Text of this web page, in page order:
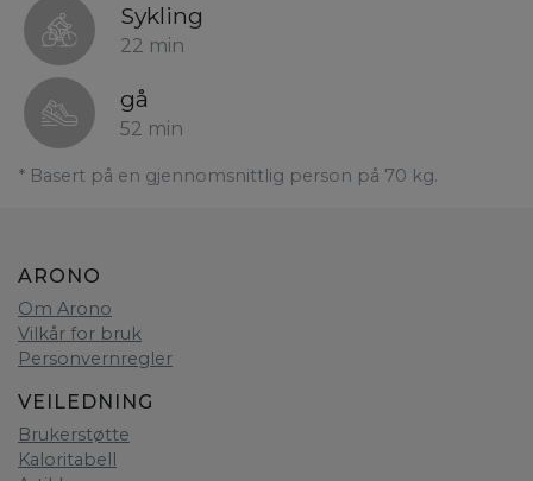
Sykling
22 min
gå
52 min
* Basert på en gjennomsnittlig person på 70 kg.
ARONO
Om Arono
Vilkår for bruk
Personvernregler
VEILEDNING
Brukerstøtte
Kaloritabell